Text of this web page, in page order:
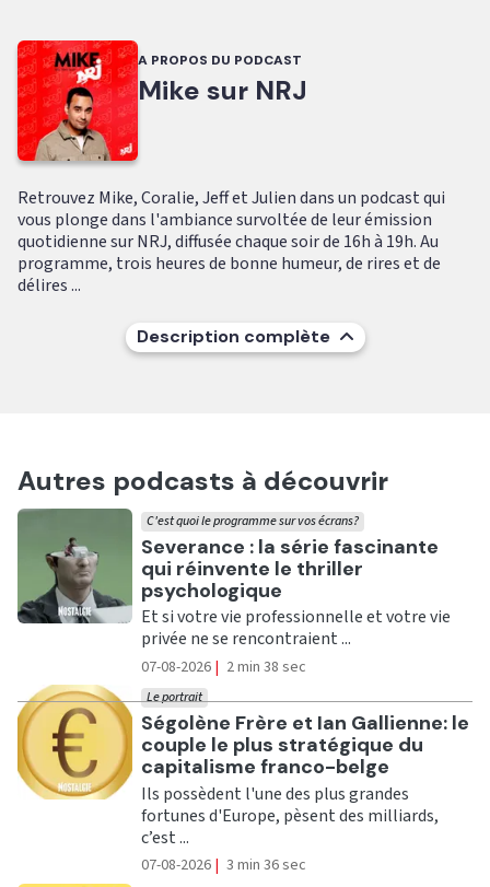
A PROPOS DU PODCAST
Mike sur NRJ
Retrouvez Mike, Coralie, Jeff et Julien dans un podcast qui
vous plonge dans l'ambiance survoltée de leur émission
quotidienne sur NRJ, diffusée chaque soir de 16h à 19h. Au
programme, trois heures de bonne humeur, de rires et de
délires ...
Description complète
Autres podcasts à découvrir
Ecouter
Severance : la série fascinante
qui réinvente le thriller
psychologique
C'est quoi le programme sur vos écrans?
Et si votre vie professionnelle et votre vie
privée ne se rencontraient ...
07-08-2026 | 2 min 38 sec
Ecouter
Ségolène Frère et Ian Gallienne: le
couple le plus stratégique du
capitalisme franco-belge
Le portrait
Ils possèdent l'une des plus grandes
fortunes d'Europe, pèsent des milliards,
c’est ...
07-08-2026 | 3 min 36 sec